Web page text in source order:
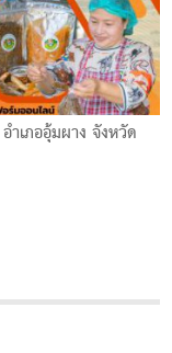
เภออุ้มผาง จังหวัด